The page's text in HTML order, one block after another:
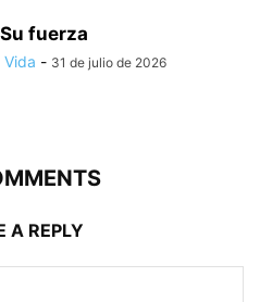
fuerza
- 31 de julio de 2026
A REPLY